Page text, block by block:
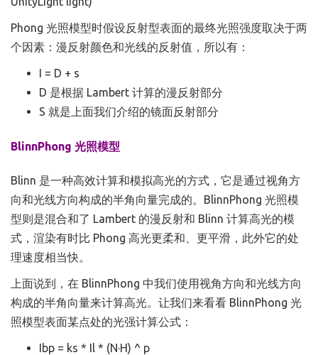
Phong 光照模型时假设反射型表面的最终光照强度取决于两
个因素：漫反射颜色和光线的反射值，所以有：
I = D + s
D 是根据 Lambert 计算的漫反射部分
S 就是上面我们介绍的镜面反射部分
BlinnPhong 光照模型
Blinn 是一种高效计算和模拟高光的方式，它是通过视角方
向和光线方向构成的半角向量完成的。BlinnPhong 光照模
型则是混合和了 Lambert 的漫反射和 Blinn 计算高光的模
式，渲染有时比 Phong 高光更柔和、更平滑，此外它的处
理速度相当快。
上面说到，在 BlinnPhong 中我们使用视角方向和光线方向
构成的半角向量来计算高光。让我们来看看 BlinnPhong 光
照模型表面某点处的光强计算公式：
Ibp = ks * Il * (N·H) ^ p